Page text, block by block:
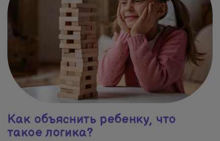
Как объяснить ребенку, что
такое логика?